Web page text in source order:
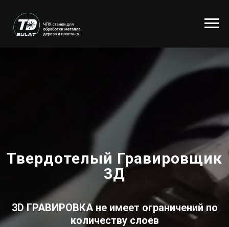
Твердотелый Гравировщик
3Д
3D ГРАВИРОВКАне имеет ограничений по
количеству слоев